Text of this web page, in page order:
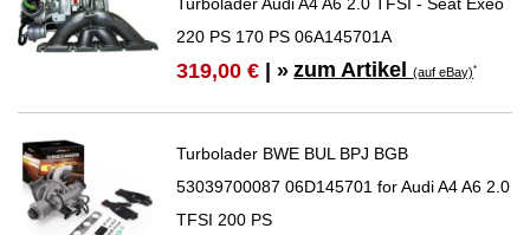
220 PS 170 PS 06A145701A
319,00 € | » zum Artikel(auf eBay)*
Turbolader BWE BUL BPJ BGB
53039700087 06D145701 for Audi A4 A6 2.0
TFSI 200 PS